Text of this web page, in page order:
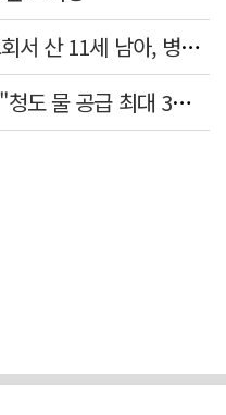
"침대에 결박, 탈진"…평생 교회서 산 11세 남아, 병원 이송 끝 숨져
박권현 청도군수, 국무총리에 "청도 물 공급 최대 3만t 늘려달라"